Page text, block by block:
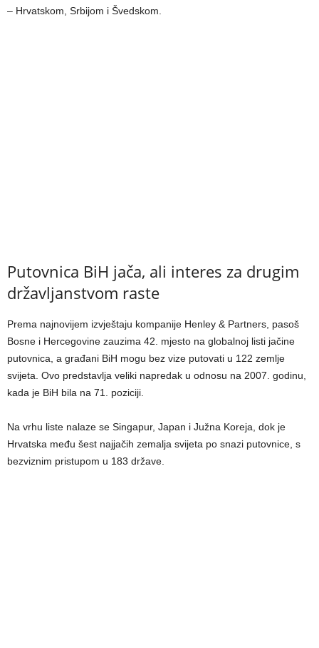
– Hrvatskom, Srbijom i Švedskom.
Putovnica BiH jača, ali interes za drugim
državljanstvom raste
Prema najnovijem izvještaju kompanije Henley & Partners, pasoš
Bosne i Hercegovine zauzima 42. mjesto na globalnoj listi jačine
putovnica, a građani BiH mogu bez vize putovati u 122 zemlje
svijeta. Ovo predstavlja veliki napredak u odnosu na 2007. godinu,
kada je BiH bila na 71. poziciji.
Na vrhu liste nalaze se Singapur, Japan i Južna Koreja, dok je
Hrvatska među šest najjačih zemalja svijeta po snazi putovnice, s
bezviznim pristupom u 183 države.